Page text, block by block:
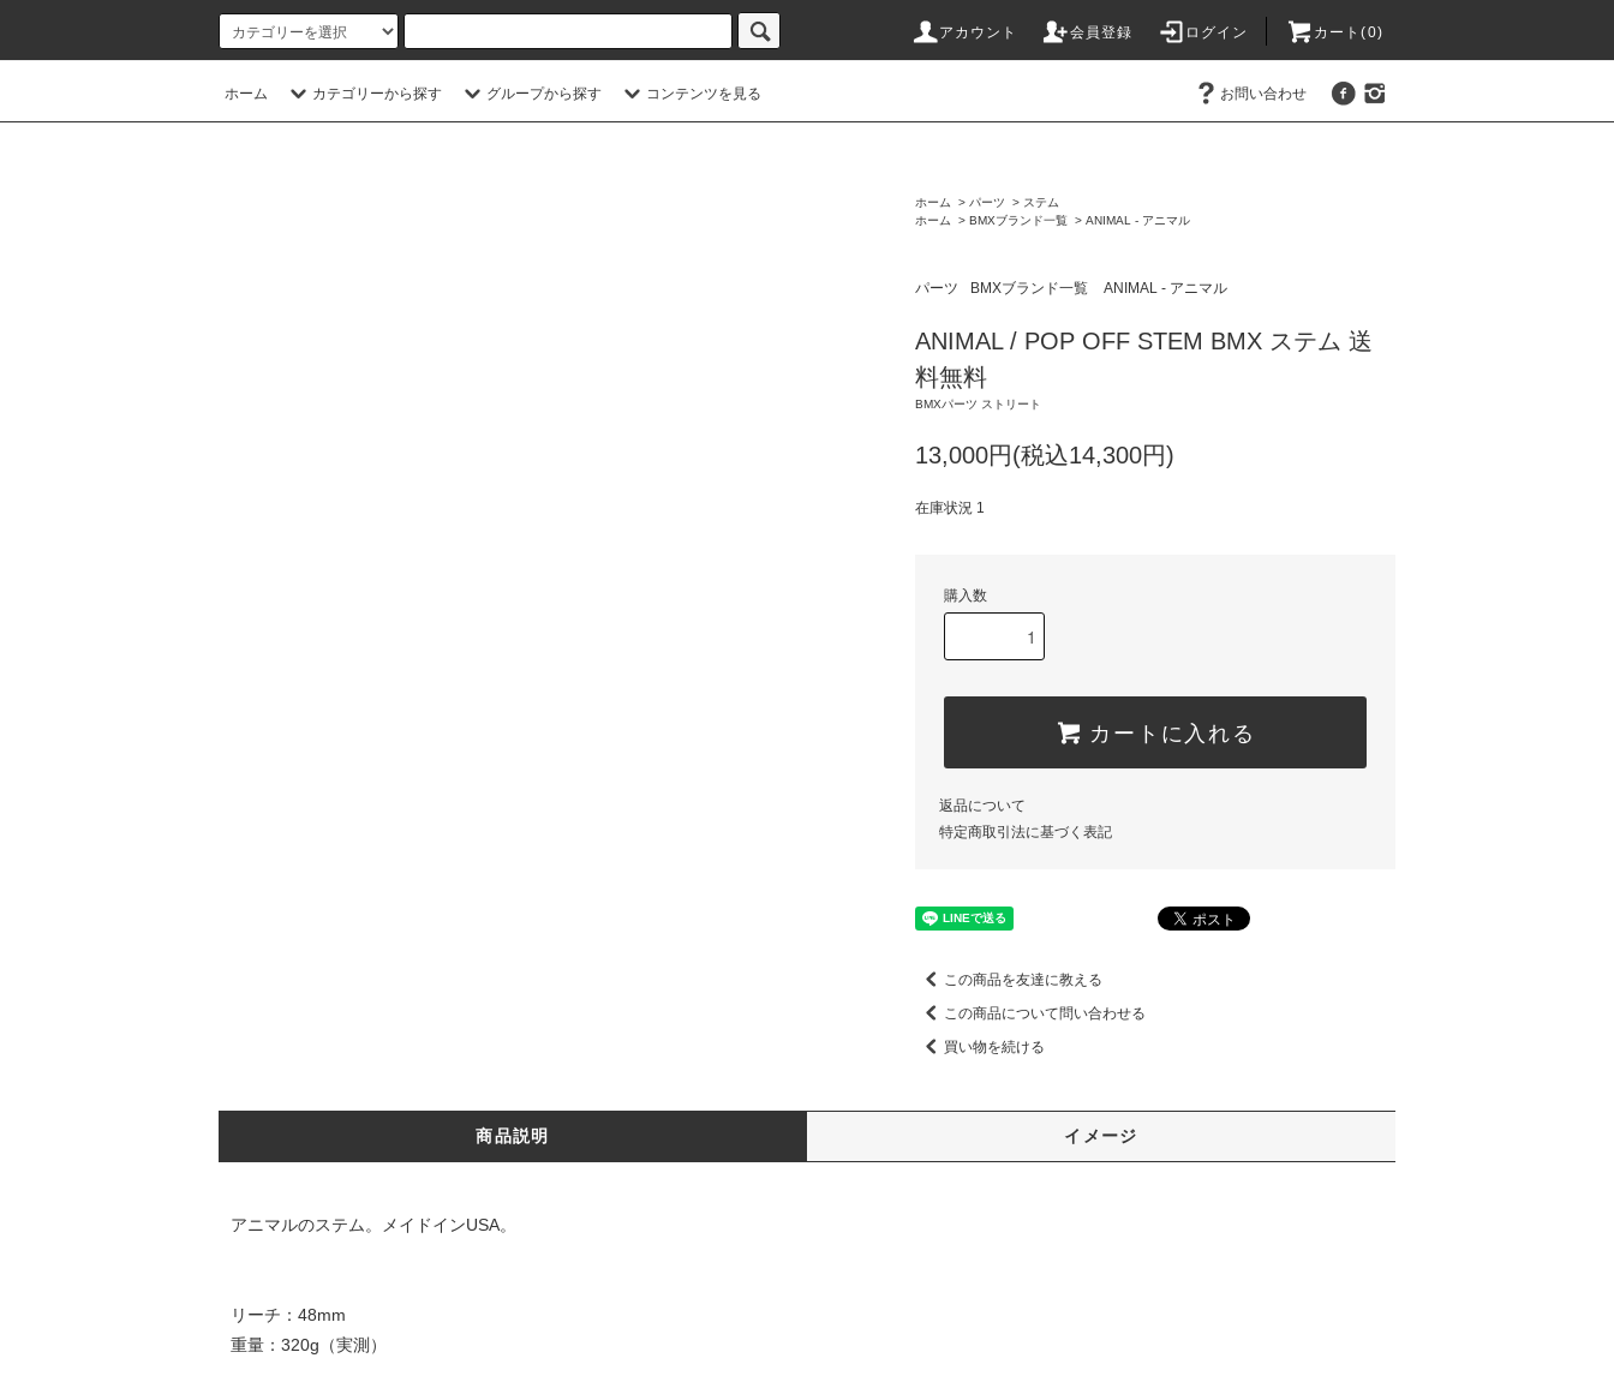
アカウント 会員登録 ログイン カート(0)
ホーム カテゴリーから探す グループから探す コンテンツを見る お問い合わせ
ホーム > パーツ > ステム
ホーム
> BMXブランド一覧 > ANIMAL - アニマル
パーツ BMXブランド一覧 ANIMAL - アニマル
ANIMAL / POP OFF STEM BMX ステム 送
料無料
BMXパーツ ストリート
13,000円(税込14,300円)
在庫状況 1
購入数
カートに入れる
返品について
特定商取引法に基づく表記
この商品を友達に教える
この商品について問い合わせる
買い物を続ける
商品説明 イメージ
アニマルのステム。メイドインUSA。
リーチ：48mm
重量：320g（実測）